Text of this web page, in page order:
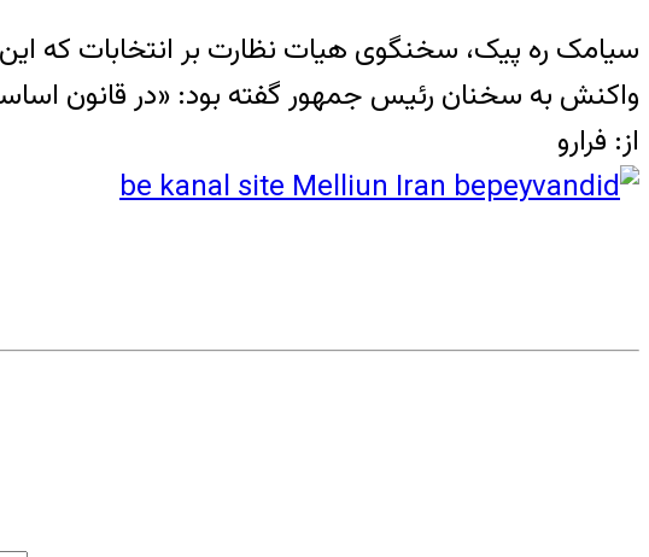
سیامک ره پیک، سخنگوی هیات نظارت بر انتخابات که
واکنش به سخنان رئیس جمهور گفته بود: «در قانون
از: فرارو